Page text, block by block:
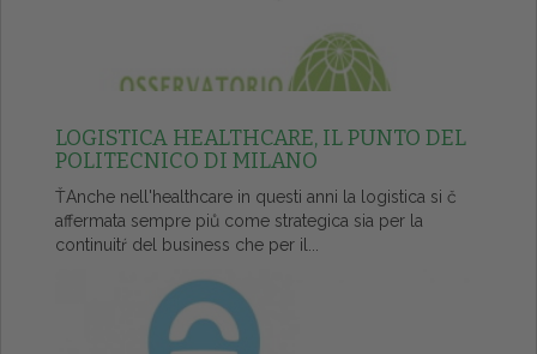
LOGISTICA HEALTHCARE, IL PUNTO DEL
POLITECNICO DI MILANO
ŤAnche nell'healthcare in questi anni la logistica si č
affermata sempre piů come strategica sia per la
continuitŕ del business che per il...